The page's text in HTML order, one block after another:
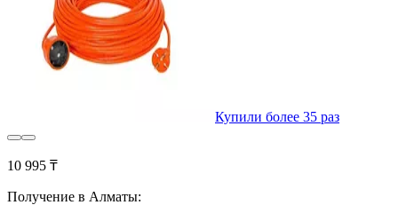
Купили более 35 раз
10 995 ₸
Получение в Алматы: